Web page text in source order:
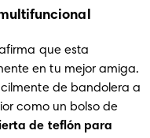
que esta
en tu mejor amiga.
de bandolera a
como un bolso de
de teflón para